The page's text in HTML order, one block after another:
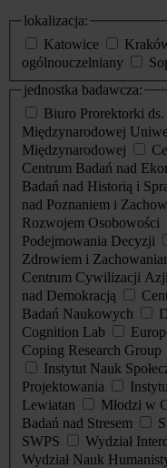
lokalizacja:
Katowice
ogólnouczelniany
jednostka badawcza:
Biuro Prorektorki ds.
Międzynarodowej
Międzynarodowej
Centrum Badań nad
Badań nad Historią i
nad Poznaniem i
Rozwojem Osobowości
Podejmowania Decyzji
Zdrowiem i
Centrum Cywilizacji
nad Demokracją
Badań Naukowych
Cognition Lab
Coping Research Group
Instytut Nauk
Projektowania
Lewiatan
Młodzi w
Badań nad Stresem
SWPS
Wydział
Wydział Nauk